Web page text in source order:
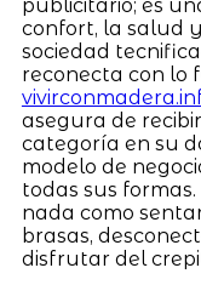
publicitario; es
confort, la salud
sociedad
reconecta con lo
asegura de
categoría en su
modelo de
todas sus
nada como
brasas,
disfrutar del